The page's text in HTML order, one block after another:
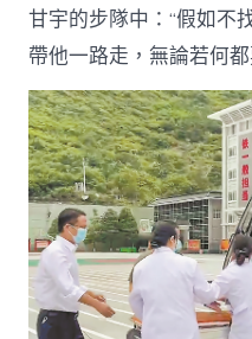
甘宇的步隊中：“假如不
帶他一路走，無論若何